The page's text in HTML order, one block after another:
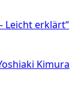
Leicht erklärt“
Kimura